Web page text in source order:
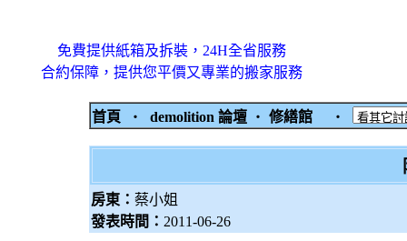
免費提供紙箱及拆裝，24H全省服務
合約保障，提供您平價又專業的搬家服務
首頁 ‧ demolition 論壇 ‧ 修繕館 ‧
房東： 蔡小姐
發表時間： 2011-06-26